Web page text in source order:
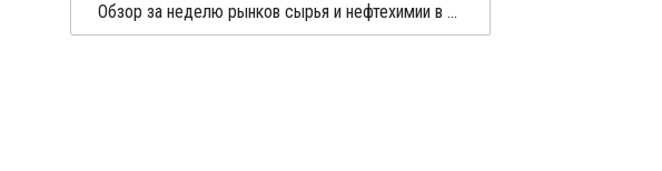
Обзор за неделю рынков сырья и нефтехимии в Азии